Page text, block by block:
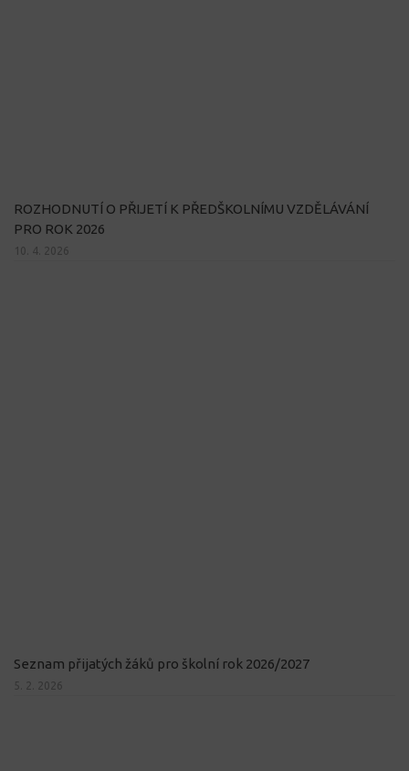
ROZHODNUTÍ O PŘIJETÍ K PŘEDŠKOLNÍMU VZDĚLÁVÁNÍ
PRO ROK 2026
10. 4. 2026
Seznam přijatých žáků pro školní rok 2026/2027
5. 2. 2026